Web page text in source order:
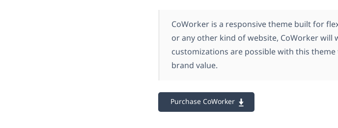
CoWorker is a responsive theme built for
or any other kind of website, CoWorker
customizations are possible with this theme
brand value.
Purchase CoWorker